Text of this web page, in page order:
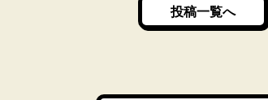
投稿一覧へ